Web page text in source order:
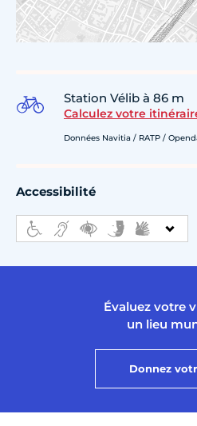
Station Vélib à 86 m
Calculez votre
Données Navitia / RATP /
Accessibilité
Évaluez votre
un lieu
Donnez